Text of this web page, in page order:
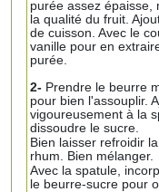
purée assez épaisse,
la qualité du fruit.
de cuisson. Avec le
vanille pour en
purée.
2- Prendre le beurre
pour bien l'assouplir.
vigoureusement à la
dissoudre le sucre.
Bien laisser refroidir
rhum. Bien mélanger.
Avec la spatule,
le beurre-sucre pour